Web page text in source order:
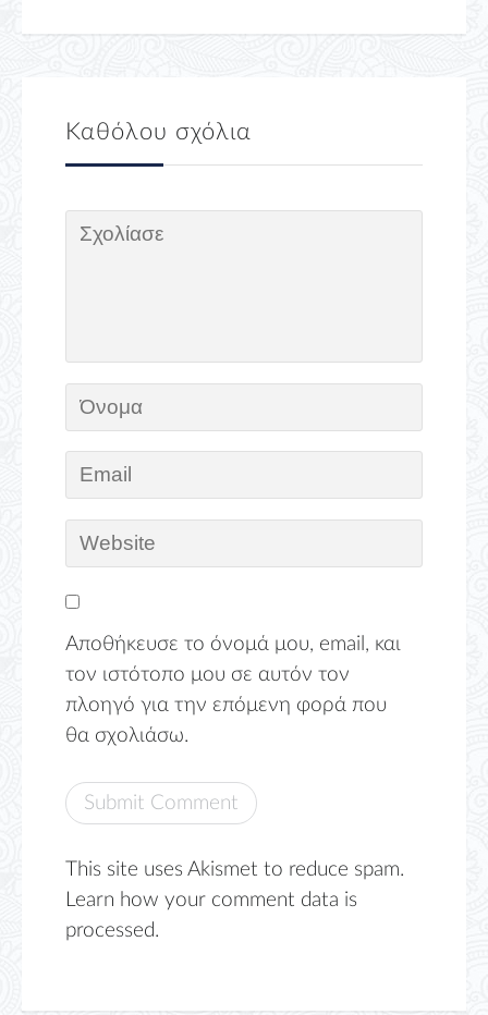
Καθόλου σχόλια
Αποθήκευσε το όνομά μου, email, και
τον ιστότοπο μου σε αυτόν τον
πλοηγό για την επόμενη φορά που
θα σχολιάσω.
This site uses Akismet to reduce spam.
Learn how your comment data is
processed.